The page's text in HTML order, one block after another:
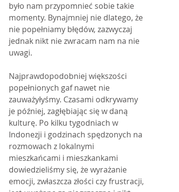
było nam przypomnieć sobie takie
momenty. Bynajmniej nie dlatego, że
nie popełniamy błędów, zazwyczaj
jednak nikt nie zwracam nam na nie
uwagi.
Najprawdopodobniej większości
popełnionych gaf nawet nie
zauważyłyśmy. Czasami odkrywamy
je później, zagłębiając się w daną
kulturę. Po kilku tygodniach w
Indonezji i godzinach spędzonych na
rozmowach z lokalnymi
mieszkańcami i mieszkankami
dowiedzieliśmy się, że wyrażanie
emocji, zwłaszcza złości czy frustracji,